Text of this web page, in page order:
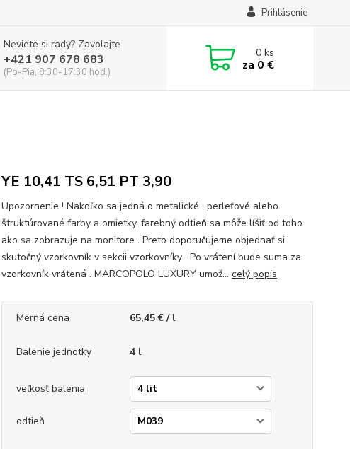
Prihlásenie
Neviete si rady? Zavolajte.
+421 907 678 683
(Po-Pia, 8:30-17:30 hod.)
0ks
za 0 €
YE 10,41 TS 6,51 PT 3,90
Upozornenie ! Nakoľko sa jedná o metalické , perleťové alebo
štruktúrované farby a omietky, farebný odtieň sa môže líšiť od toho
ako sa zobrazuje na monitore . Preto doporučujeme objednať si
skutočný vzorkovník v sekcii vzorkovníky . Po vrátení bude suma za
vzorkovník vrátená . MARCOPOLO LUXURY umož... celý popis
Merná cena 65,45 € / l
Balenie jednotky 4 l
veľkosť balenia
odtieň